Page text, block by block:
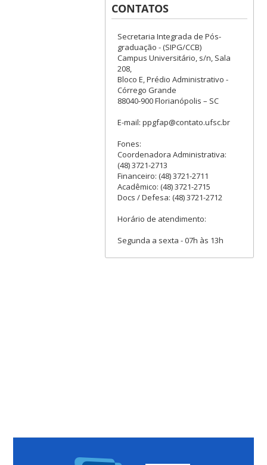
CONTATOS
Secretaria Integrada de Pós-
graduação - (SIPG/CCB)
Campus Universitário, s/n, Sala
208,
Bloco E, Prédio Administrativo -
Córrego Grande
88040-900 Florianópolis – SC
E-mail: ppgfap@contato.ufsc.br
Fones:
Coordenadora Administrativa:
(48) 3721-2713
Financeiro: (48) 3721-2711
Acadêmico: (48) 3721-2715
Docs / Defesa: (48) 3721-2712
Horário de atendimento:
Segunda a sexta - 07h às 13h